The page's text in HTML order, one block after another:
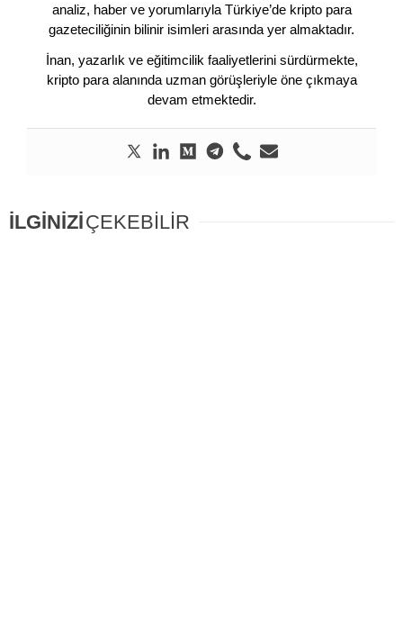
analiz, haber ve yorumlarıyla Türkiye’de kripto para
gazeteciliğinin bilinir isimleri arasında yer almaktadır.
İnan, yazarlık ve eğitimcilik faaliyetlerini sürdürmekte,
kripto para alanında uzman görüşleriyle öne çıkmaya
devam etmektedir.
İLGİNİZİÇEKEBİLİR